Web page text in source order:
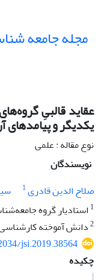
مجله جامعه
عقاید قالبیِ
یکدیگر و پیامدهای
نوع مقاله : علمی
نویسندگان
صلاح الدین قادری1
1 استادیار گروه
2دانش آموخته
jsi.2019.38564
چکیده